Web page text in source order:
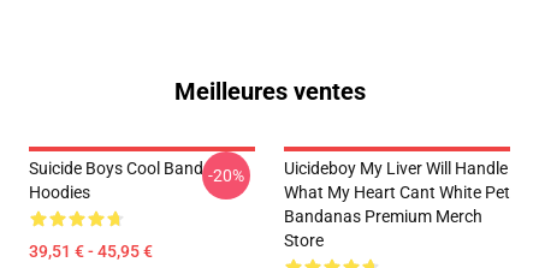
Meilleures ventes
Suicide Boys Cool Band
Hoodies
39,51 € - 45,95 €
-20%
Uicideboy My Liver Will Handle
What My Heart Cant White Pet
Bandanas Premium Merch
Store